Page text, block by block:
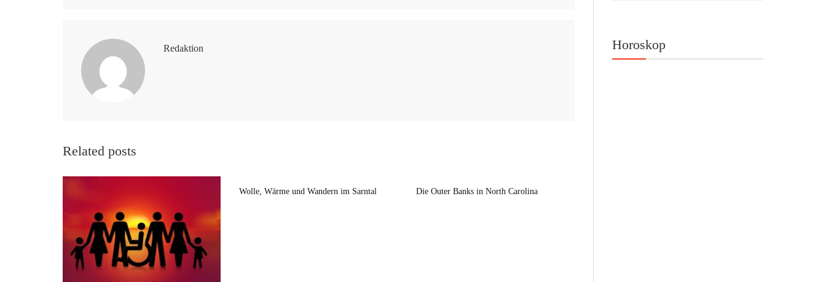
Redaktion
Related posts
Wolle, Wärme und Wandern im Sarntal Die Outer Banks in North Carolina
Horoskop